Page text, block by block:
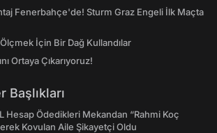
Fenerbahçe'de! Sturm Graz Engeli İlk Maçta
Ölçmek İçin Bir Dağ Kullandılar
Ortaya Çıkarıyoruz!
Başlıkları
Hesap Ödedikleri Mekandan “Rahmi Koç
Kovulan Aile Şikayetçi Oldu